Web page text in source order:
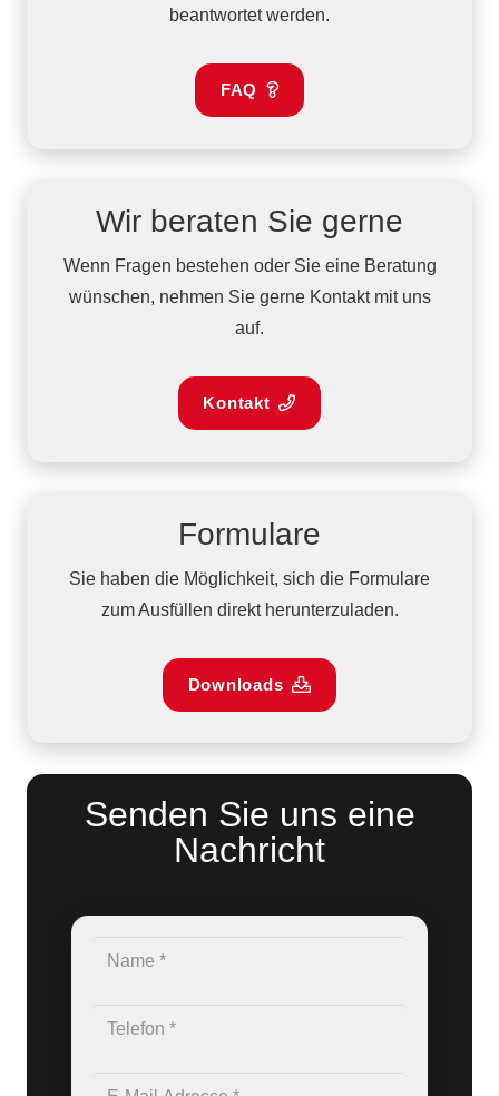
beantwortet werden.
FAQ
Wir beraten Sie gerne
Wenn Fragen bestehen oder Sie eine Beratung
wünschen, nehmen Sie gerne Kontakt mit uns
auf.
Kontakt
Formulare
Sie haben die Möglichkeit, sich die Formulare
zum Ausfüllen direkt herunterzuladen.
Downloads
Senden Sie uns eine
Nachricht